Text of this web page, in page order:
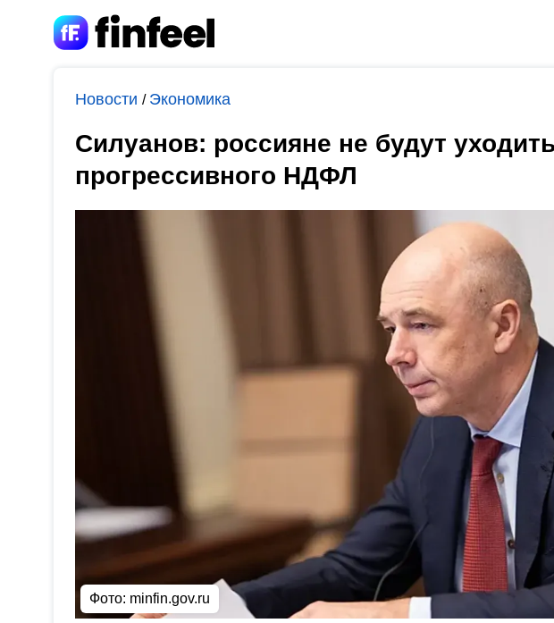
Новости / Экономика
Силуанов: россияне не будут
прогрессивного НДФЛ
Фото: minfin.gov.ru